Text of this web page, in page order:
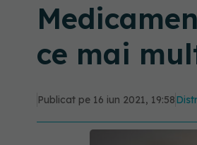
ce mai
Publicat pe 16 iun 2021, 19:58